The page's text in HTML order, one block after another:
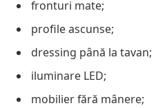
fronturi mate;
profile ascunse;
dressing până la tavan;
iluminare LED;
mobilier fără mânere;